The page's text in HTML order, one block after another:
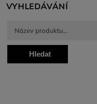
VYHLEDÁVÁNÍ
Hledat